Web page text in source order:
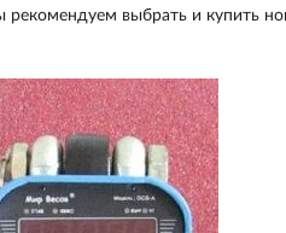
выбрать и купить